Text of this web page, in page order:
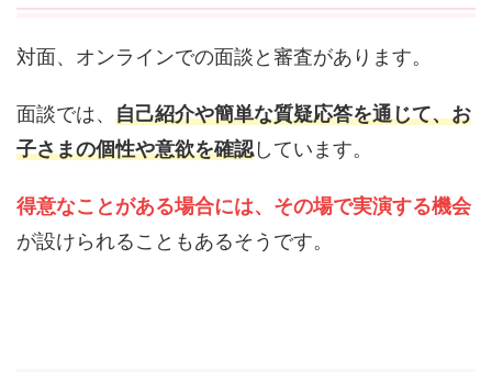
対面、オンラインでの面談と審査があります。
面談では、 自己紹介や簡単な質疑応答を通じて、お
子さまの個性や意欲を確認しています。
得意なことがある場合には、その場で実演する機会
が設けられることもあるそうです。